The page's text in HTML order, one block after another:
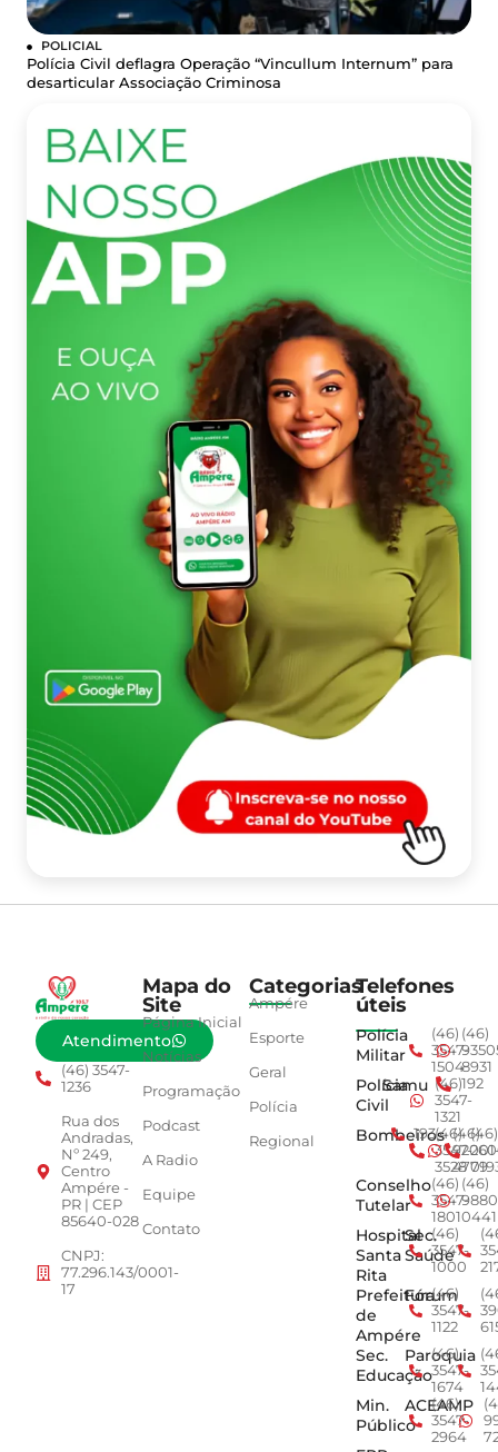
POLICIAL
Polícia Civil deflagra Operação “Vincullum Internum” para
desarticular Associação Criminosa
Atendimento
(46) 3547-
1236
Rua dos
Andradas,
Nº 249,
Centro
Ampére -
PR | CEP
85640-028
CNPJ:
77.296.143/0001-
17
Mapa do
Site
Página Inicial
Notícias
Programação
Podcast
A Radio
Equipe
Contato
Categorias
Ampére
Esporte
Geral
Polícia
Regional
Telefones
úteis
Polícia
Militar
(46)
3547-
1504
(46)
8931
Polícia
Civil
Samu (46)
3547-
1321
192
Bombeiros
193(46)
3547-
3528
(46)
4779
(46)
Conselho
Tutelar
(46)
3547-
1801
(46)
0441
Hospital
Santa
Rita
Sec.
Saúde
(46)
3547-
1000
Prefeitura
de
Ampére
Fórum
(46)
3547-
1122
Sec.
Educação
Paroquia
(46)
3547-
1674
Min.
Público
ACEAMP
(46)
3547-
2964